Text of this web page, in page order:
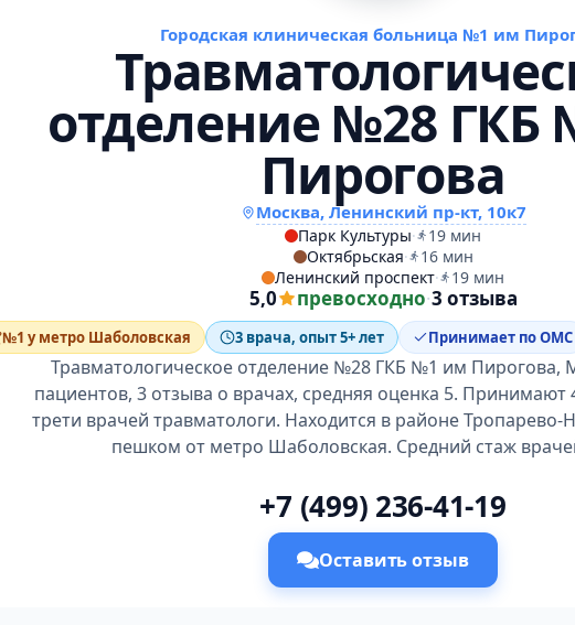
Городская клиническая больница №1 им
отделение №28 ГКБ
Пирогова
Москва, Ленинский пр-кт, 10к7
Парк Культуры·
19 мин
Октябрьская·
16 мин
Ленинский проспект· 19 мин
5,0 превосходно·3 отзыва
№1 у метро Шаболовская 3 врача, опыт 5+ лет Принимает по ОМС
Травматологическое отделение №28 ГКБ №1 им Пирогова,
пациентов, 3 отзыва о врачах, средняя оценка 5. Принимают
трети врачей травматологи. Находится в районе Тропарево-
пешком от метро Шаболовская. Средний стаж
+7 (499) 236-41-19
Оставить отзыв